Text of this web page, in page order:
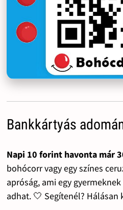
Bankkártyás
Napi 10 forint havonta már
bohócorr vagy egy színes
apróság, ami egy
adhat. 🤍 Segítenél? Hálásan